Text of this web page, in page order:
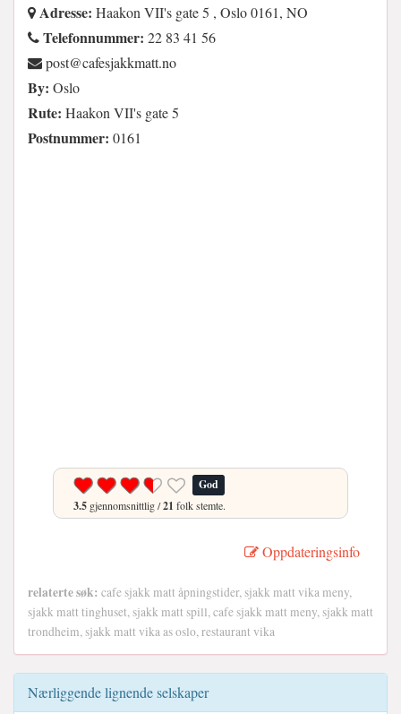
Adresse: Haakon VII's gate 5 , Oslo 0161, NO
Telefonnummer: 22 83 41 56
on.ttamkkajsefac@tsop
By: Oslo
Rute: Haakon VII's gate 5
Postnummer: 0161
God
3.5 gjennomsnittlig /21 folk stemte.
Oppdateringsinfo
relaterte søk: cafe sjakk matt åpningstider, sjakk matt vika meny,
sjakk matt tinghuset, sjakk matt spill, cafe sjakk matt meny, sjakk matt
trondheim, sjakk matt vika as oslo, restaurant vika
Nærliggende lignende selskaper